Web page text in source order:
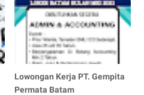
Lowongan Kerja PT. Gempita
Permata Batam